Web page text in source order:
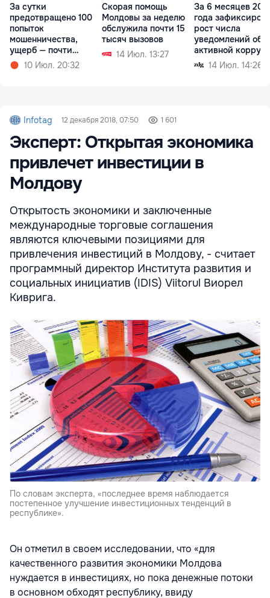
За сутки
предотвращено 100
попыток
мошенничества,
ущерб — почти
миллион леев
10 Июл. 20:32
Скорая помощь
Молдовы за неделю
обслужила почти 15
тысяч вызовов
14 Июл. 13:27
За 6 месяцев
года
рост числа
уведомлений об
активной
14 Июл. 14:26
Infotag 12 декабря 2018, 07:50 1 601
Эксперт: Открытая экономика
привлечет инвестиции в
Молдову
Открытость экономики и заключенные
международные торговые соглашения
являются ключевыми позициями для
привлечения инвестиций в Молдову, - считает
программный директор Института развития и
социальных инициатив (IDIS) Viitorul Виорел
Киврига.
По словам эксперта, «последнее время наблюдается
постепенное улучшение инвестиционных тенденций в
республике».
Он отметил в своем исследовании, что «для
качественного развития экономики Молдова
нуждается в инвестициях, но пока денежные потоки
в основном обходят республику, ввиду